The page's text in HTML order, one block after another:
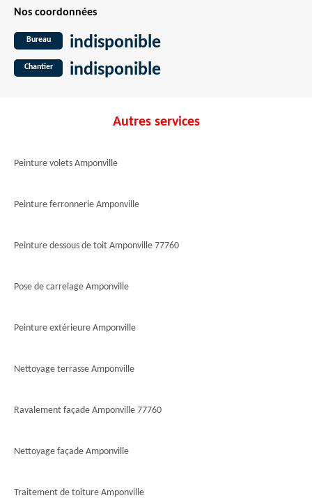
Nos coordonnées
Bureau indisponible
Chantier indisponible
Autres services
Peinture volets Amponville
Peinture ferronnerie Amponville
Peinture dessous de toit Amponville 77760
Pose de carrelage Amponville
Peinture extérieure Amponville
Nettoyage terrasse Amponville
Ravalement façade Amponville 77760
Nettoyage façade Amponville
Traitement de toiture Amponville